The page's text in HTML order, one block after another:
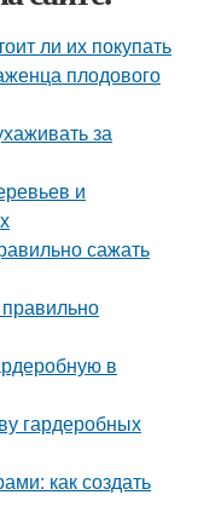
ли их покупать
плодового
за
и
сажать
в
гардеробных
как создать